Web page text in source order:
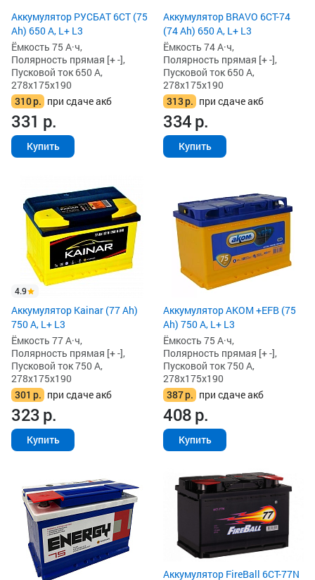
Аккумулятор РУСБАТ 6СТ (75
Ah) 650 А, L+ L3
Ёмкость 75 А·ч,
Полярность прямая [+ -],
Пусковой ток 650 А,
278x175x190
310р. при сдаче акб
331 р.
Купить
Аккумулятор BRAVO 6CT-74
(74 Ah) 650 А, L+ L3
Ёмкость 74 А·ч,
Полярность прямая [+ -],
Пусковой ток 650 А,
278x175x190
313р. при сдаче акб
334р.
Купить
4.9
Аккумулятор Kainar (77 Ah)
750 А, L+ L3
Ёмкость 77 А·ч,
Полярность прямая [+ -],
Пусковой ток 750 А,
278x175x190
301 р. при сдаче акб
323р.
Купить
Аккумулятор AKOM +EFB (75
Ah) 750 А, L+ L3
Ёмкость 75 А·ч,
Полярность прямая [+ -],
Пусковой ток 750 А,
278x175x190
387р. при сдаче акб
408р.
Купить
Аккумулятор FireBall 6СТ-77N